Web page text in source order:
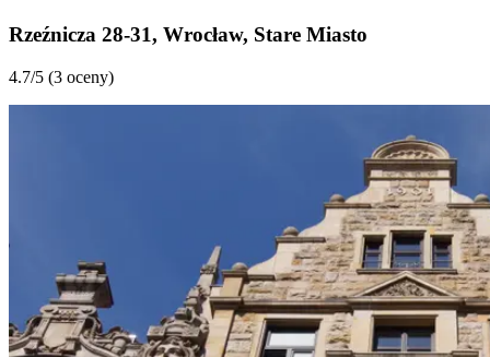
Rzeźnicza 28-31, Wrocław, Stare Miasto
4.7/5 (3 oceny)